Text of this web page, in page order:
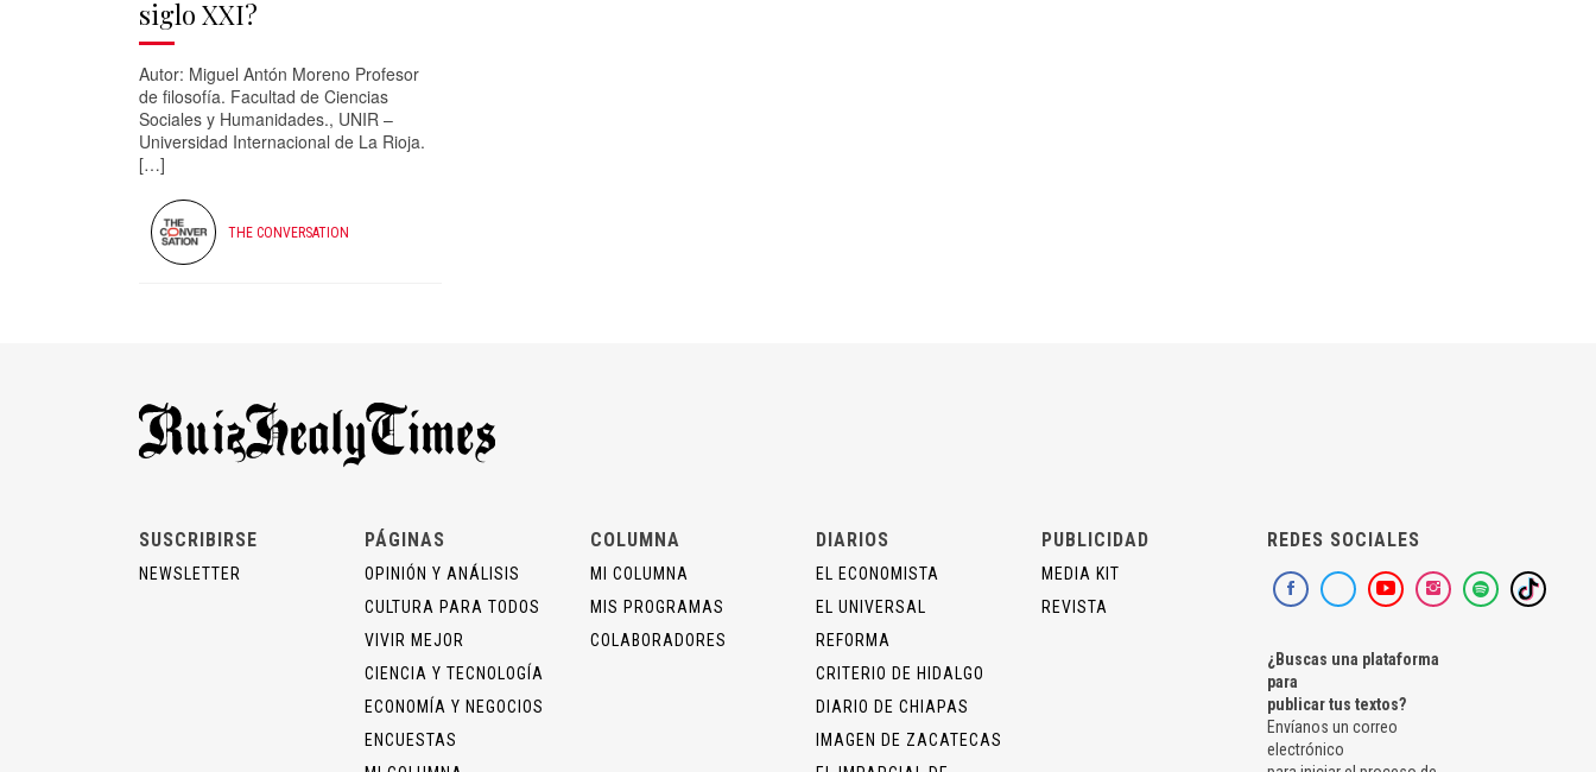
siglo XXI?
Autor: Miguel Antón Moreno Profesor
de filosofía. Facultad de Ciencias
Sociales y Humanidades., UNIR –
Universidad Internacional de La Rioja.
[…]
THE CONVERSATION
SUSCRIBIRSE
NEWSLETTER
PÁGINAS
OPINIÓN Y ANÁLISIS
CULTURA PARA TODOS
VIVIR MEJOR
CIENCIA Y TECNOLOGÍA
ECONOMÍA Y NEGOCIOS
ENCUESTAS
COLUMNA
MI COLUMNA
MIS PROGRAMAS
COLABORADORES
DIARIOS
EL ECONOMISTA
EL UNIVERSAL
REFORMA
CRITERIO DE HIDALGO
DIARIO DE CHIAPAS
IMAGEN DE ZACATECAS
PUBLICIDAD
MEDIA KIT
REVISTA
REDES SOCIALES
¿Buscas una plataforma
para
publicar tus textos?
Envíanos un correo
electrónico